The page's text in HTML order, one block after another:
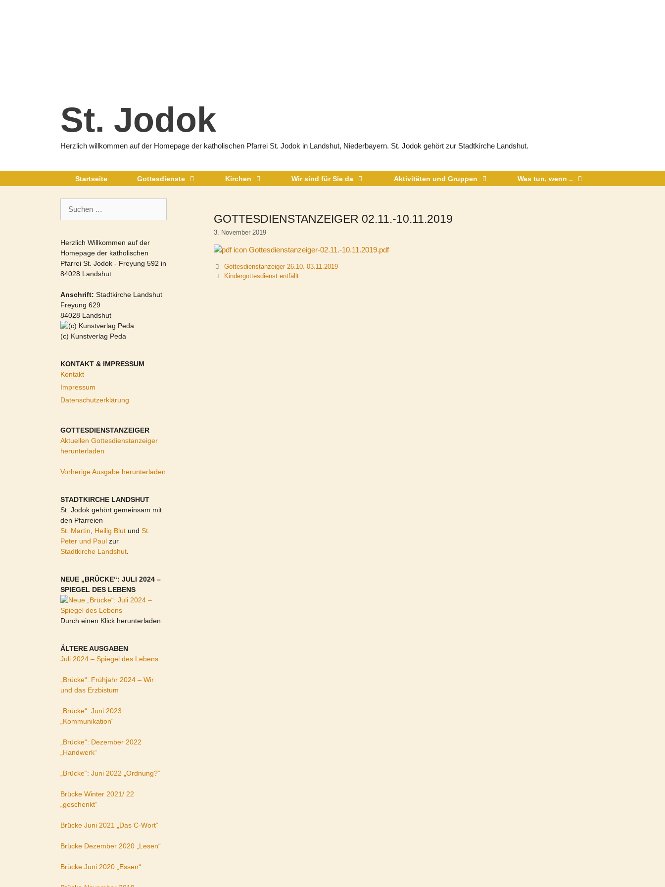
St. Jodok
Herzlich willkommen auf der Homepage der katholischen Pfarrei St. Jodok in Landshut, Niederbayern. St. Jodok gehört zur Stadtkirche Landshut.
Startseite Gottesdienste Kirchen Wir sind für Sie da Aktivitäten und Gruppen Was tun, wenn ..
GOTTESDIENSTANZEIGER 02.11.-10.11.2019
3. November 2019
Gottesdienstanzeiger-02.11.-10.11.2019.pdf
Gottesdienstanzeiger 26.10.-03.11.2019
Kindergottesdienst entfällt
nach:
Herzlich Willkommen auf der
Homepage der katholischen
Pfarrei St. Jodok - Freyung 592 in
84028 Landshut.
Anschrift: Stadtkirche Landshut
Freyung 629
84028 Landshut
(c) Kunstverlag Peda
KONTAKT & IMPRESSUM
Kontakt
Impressum
Datenschutzerklärung
GOTTESDIENSTANZEIGER
Aktuellen Gottesdienstanzeiger
herunterladen
Vorherige Ausgabe herunterladen
STADTKIRCHE LANDSHUT
St. Jodok gehört gemeinsam mit
den Pfarreien
St. Martin
Heilig Blut und St.
Peter und Paul zur
Stadtkirche Landshut
NEUE „BRÜCKE“: JULI 2024 –
SPIEGEL DES LEBENS
Durch einen Klick herunterladen.
ÄLTERE AUSGABEN
Juli 2024 – Spiegel des Lebens
„Brücke“: Frühjahr 2024 – Wir
und das Erzbistum
„Brücke“: Juni 2023
„Kommunikation“
„Brücke“: Dezember 2022
„Handwerk“
„Brücke“: Juni 2022 „Ordnung?“
Brücke Winter 2021/ 22
„geschenkt“
Brücke Juni 2021 „Das C-Wort“
Brücke Dezember 2020 „Lesen“
Brücke Juni 2020 „Essen“